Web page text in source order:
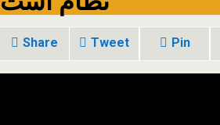
Share Tweet Pin